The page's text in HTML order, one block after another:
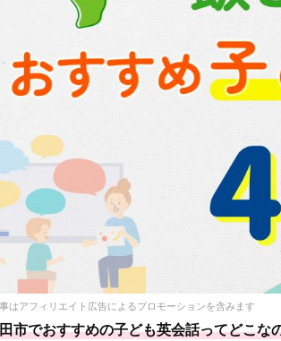
はアフィリエイト広告によるプロモーションを含みます
市でおすすめの子ども英会話ってどこな